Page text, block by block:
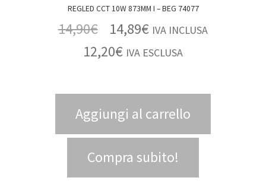
REGLED CCT 10W 873MM I – BEG 74077
14,90€ 14,89€ IVA INCLUSA
12,20€ IVA ESCLUSA
Aggiungi al carrello
Compra subito!